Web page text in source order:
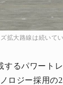
拡大路線は続いて
するパワート
ロジー採用の